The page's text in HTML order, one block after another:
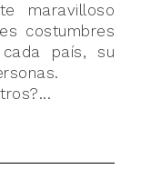
maravilloso
costumbres
país, su